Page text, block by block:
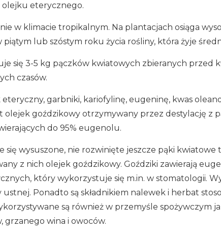
olejku eterycznego.
w klimacie tropikalnym. Na plantacjach osiąga
lub szóstym roku życia rośliny, która żyje
się 3-5 kg pączków kwiatowych zbieranych przed
czasów.
eteryczny, garbniki, kariofylinę, eugeninę, kwas
olejek goździkowy otrzymywany przez destylację z
do 95% eugenolu.
wysuszone, nie rozwinięte jeszcze pąki kwiatowe
z nich olejek goździkowy. Goździki zawierają
który wykorzystuje się m.in. w stomatologii.
ustnej. Ponadto są składnikiem nalewek i herbat
są również w przemyśle spożywczym
grzanego wina i owoców.